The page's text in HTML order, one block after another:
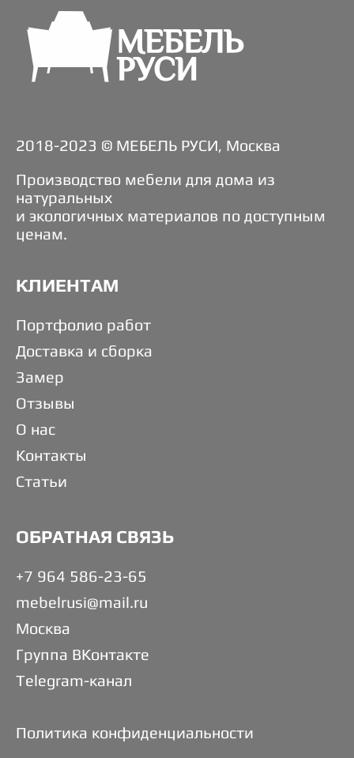
2018-2023 © МЕБЕЛЬ РУСИ, Москва
Производство мебели для дома из
натуральных
и экологичных материалов по доступным
ценам.
КЛИЕНТАМ
Портфолио работ
Доставка и сборка
Замер
Отзывы
О нас
Контакты
Статьи
ОБРАТНАЯ СВЯЗЬ
+7 964 586-23-65
mebelrusi@mail.ru
Москва
Группа ВКонтакте
Telegram-канал
Политика конфиденциальности